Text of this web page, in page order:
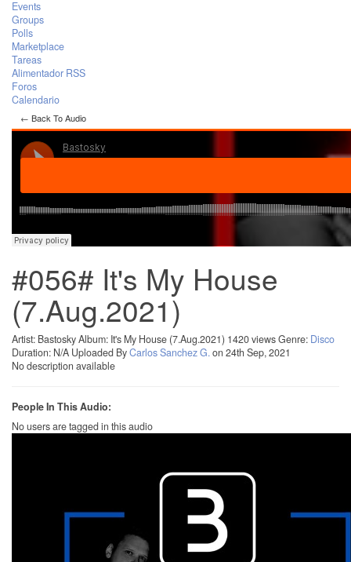
Events
Groups
Polls
Marketplace
Tareas
Alimentador RSS
Foros
Calendario
← Back To Audio
#056# It's My House
(7.Aug.2021)
Artist: BastoskyAlbum: It's My House (7.Aug.2021) 1420 viewsGenre: Disco
Duration: N/A Uploaded ByCarlos Sanchez G. on 24th Sep, 2021
No description available
People In This Audio:
No users are tagged in this audio